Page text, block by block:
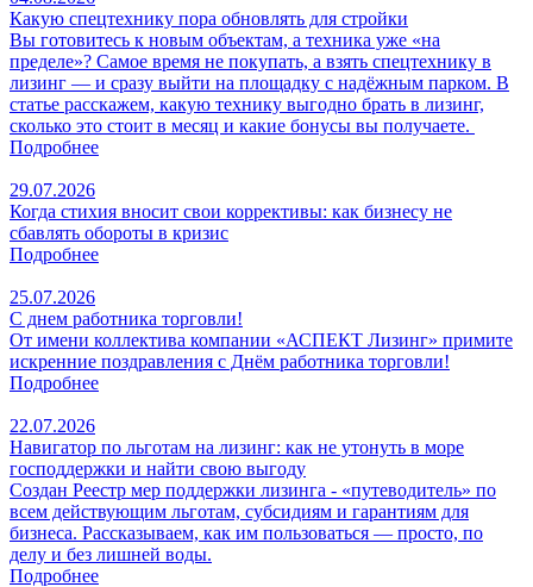
Какую спецтехнику пора обновлять для стройки
Вы готовитесь к новым объектам, а техника уже «на
пределе»? Самое время не покупать, а взять спецтехнику в
лизинг — и сразу выйти на площадку с надёжным парком. В
статье расскажем, какую технику выгодно брать в лизинг,
сколько это стоит в месяц и какие бонусы вы получаете.
Подробнее
29.07.2026
Когда стихия вносит свои коррективы: как бизнесу не
сбавлять обороты в кризис
Подробнее
25.07.2026
С днем работника торговли!
От имени коллектива компании «АСПЕКТ Лизинг» примите
искренние поздравления с Днём работника торговли!
Подробнее
22.07.2026
Навигатор по льготам на лизинг: как не утонуть в море
господдержки и найти свою выгоду
Создан Реестр мер поддержки лизинга - «путеводитель» по
всем действующим льготам, субсидиям и гарантиям для
бизнеса. Рассказываем, как им пользоваться — просто, по
делу и без лишней воды.
Подробнее